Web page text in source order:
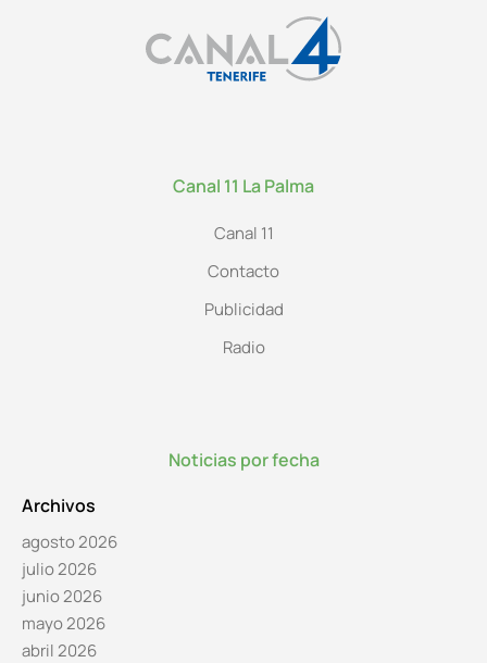
Canal 11 La Palma
Canal 11
Contacto
Publicidad
Radio
Noticias por fecha
Archivos
agosto 2026
julio 2026
junio 2026
mayo 2026
abril 2026